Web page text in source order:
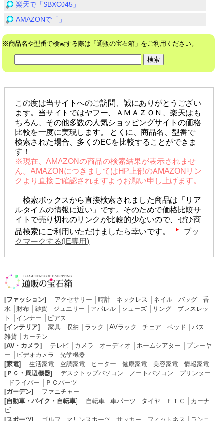
楽天で「SBXC045」
AMAZONで「」
※商品名や型番で検索する際は「通販の宝石箱」をご利用ください。
この度は当サイトへのご訪問、誠にありがとうござい
ます。当サイトではヤフー、ＡＭＡＺＯＮ、楽天はも
ちろん、その他多数の人気ショッピングサイトの価格
比較を一度に実現します。 とくに、商品名、型番で
検索された場合、多くのECを比較することができま
す！
※現在、AMAZONの商品の検索結果が表示されませ
ん。AMAZONにつきましてはHP上部のAMAZONリン
クより直接ご確認されますようお願い申し上げます。
検索ボックスから直接検索されました商品は「リア
ルタイムの情報に近い」です。そのためで価格比較サ
イトで売り切れのリンクが比較的少ないので、ぜひ商
品検索にご利用いただけましたら幸いです。
ブッ
クマークする(IE専用)
[ファッション] アクセサリー 時計│ ネックレス ネイル│ バッグ│ 香
水
財布│ 雑貨│ ジュエリー アパレル│ シューズ│ リング│ ブレスレッ
ト
インナー
ピアス
[インテリア]
家具│ 収納 ラック AVラック チェア ベッド バス
雑貨│ カーテン
[AV・カメラ]
テレビ│ カメラ オーディオ ホームシアター
プレーヤ
ー
ビデオカメラ
光学機器
[家電]
生活家電│ 空調家電│ ヒーター 健康家電│ 美容家電│情報家電
[ＰＣ・周辺機器]
デスクトップパソコン ノートパソコン
プリンター
ドライバー
ＰＣパーツ
[ガーデン]
ファニチャー
[自動車・バイク・自転車]
自転車│ 車パーツ タイヤ ＥＴＣ
カーナ
ビ
[スポーツ]
ゴルフ マリンスポーツ サッカー フィットネス ランニ